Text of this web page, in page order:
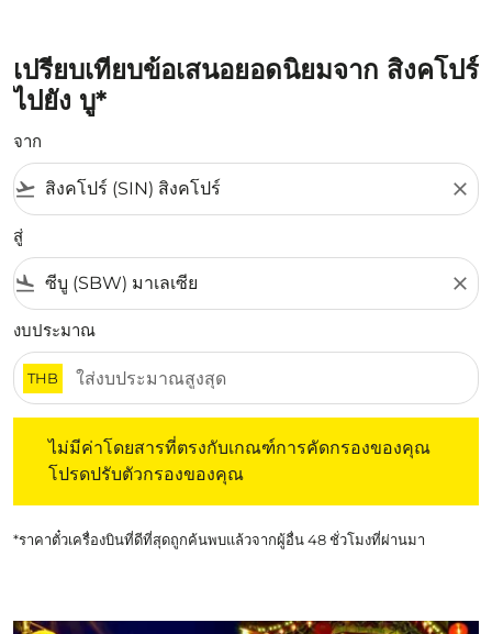
เปรียบเทียบข้อเสนอยอดนิยมจาก สิงคโปร์
ไปยัง บู*
จาก
flight_takeoff close
สู่
flight_land close
งบประมาณ
THB
ไม่มีค่าโดยสารที่ตรงกับเกณฑ์การคัดกรองของคุณ
โปรดปรับตัวกรองของคุณ
*ราคาตั๋วเครื่องบินที่ดีที่สุดถูกค้นพบแล้วจากผู้อื่น 48 ชั่วโมงที่ผ่านมา